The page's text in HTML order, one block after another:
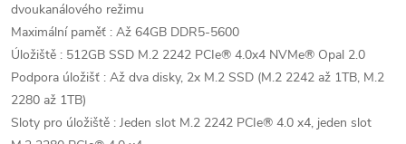
dvoukanálového režimu
Maximální paměť : Až 64GB DDR5-5600
Úložiště : 512GB SSD M.2 2242 PCIe® 4.0x4 NVMe® Opal 2.0
Podpora úložišť : Až dva disky, 2x M.2 SSD (M.2 2242 až 1TB, M.2
2280 až 1TB)
Sloty pro úložiště : Jeden slot M.2 2242 PCIe® 4.0 x4, jeden slot